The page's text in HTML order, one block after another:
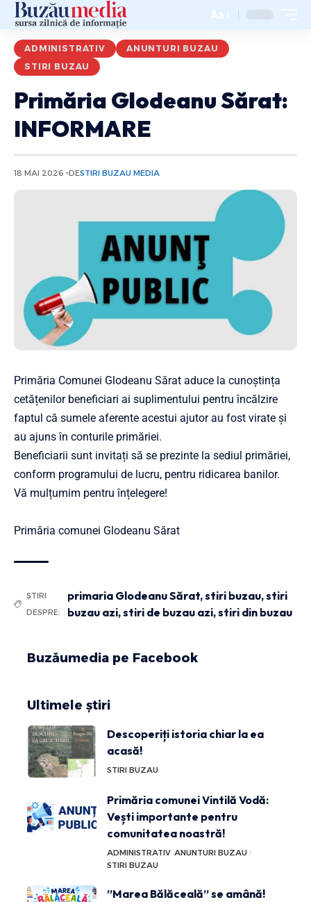
Aa
ADMINISTRATIV
ANUNTURI BUZAU
STIRI BUZAU
Primăria Glodeanu Sărat:
INFORMARE
18 MAI 2026 DESTIRI BUZAU MEDIA
Primăria Comunei Glodeanu Sărat aduce la cunoștința
cetățenilor beneficiari ai suplimentului pentru încălzire
faptul că sumele aferente acestui ajutor au fost virate și
au ajuns în conturile primăriei.
Beneficiarii sunt invitați să se prezinte la sediul primăriei,
conform programului de lucru, pentru ridicarea banilor.
Vă mulțumim pentru înțelegere!
Primăria comunei Glodeanu Sărat
ȘTIRI
DESPRE:
primaria Glodeanu Sărat,stiri buzau,stiri
buzau azi,stiri de buzau azi,stiri din buzau
Buzăumedia pe Facebook
Ultimele știri
Descoperiți istoria chiar la ea
acasă!
STIRI BUZAU
Primăria comunei Vintilă Vodă:
Vești importante pentru
comunitatea noastră!
ADMINISTRATIV ANUNTURI BUZAU
STIRI BUZAU
”Marea Bălăceală” se amână!